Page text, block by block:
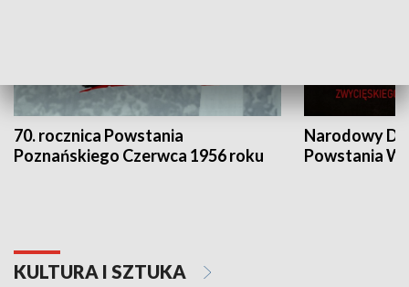
70. rocznica Powstania
Poznańskiego Czerwca 1956 roku
Narodowy
Powstania
KULTURA I SZTUKA